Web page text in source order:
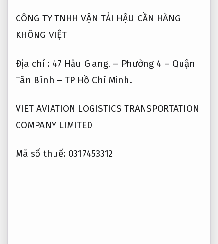
CÔNG TY TNHH VẬN TẢI HẬU CẦN HÀNG
KHÔNG VIỆT
Địa chỉ : 47 Hậu Giang, – Phường 4 – Quận
Tân Bình – TP Hồ Chí Minh.
VIET AVIATION LOGISTICS TRANSPORTATION
COMPANY LIMITED
Mã số thuế: 0317453312